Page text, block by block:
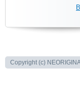
Copyright (c)